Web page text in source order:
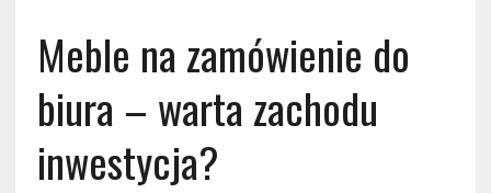
Meble na zamówienie do
biura – warta zachodu
inwestycja?